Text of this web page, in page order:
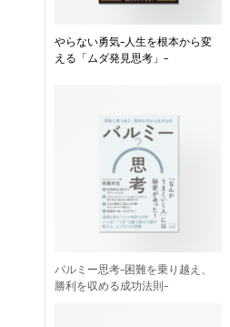
やらない勇気-人生を根本から変
える「ムダ発見思考」-
勝利を収める成功法則-